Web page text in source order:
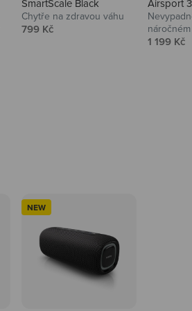
SmartScale Black
Chytře na zdravou váhu
Prodejní cena
799 Kč
Airsport
Prodejní
1 199 Kč
NEW